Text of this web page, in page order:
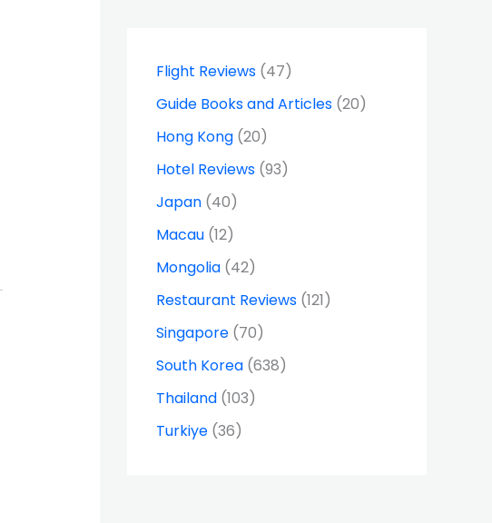
Flight Reviews (47)
Guide Books and Articles (20)
Hong Kong (20)
Hotel Reviews (93)
Japan (40)
Macau (12)
Mongolia (42)
Restaurant Reviews (121)
Singapore (70)
South Korea (638)
Thailand (103)
Turkiye (36)